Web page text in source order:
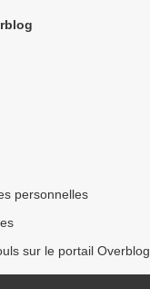
personnelles
sur le portail Overblog